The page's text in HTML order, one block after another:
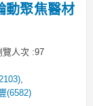
特定
動聚焦醫材
覽人次 :97
,
(6582)